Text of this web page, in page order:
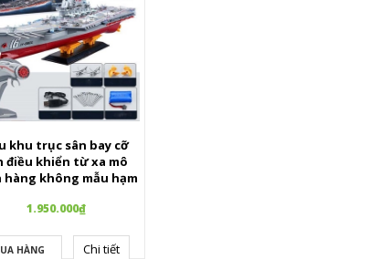
khu trục sân bay cỡ
điều khiển từ xa mô
hàng không mẫu hạm
1.950.000₫
HÀNG Chi tiết